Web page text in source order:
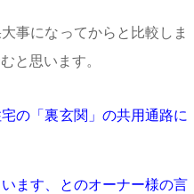
事になってからと比較しま
と思います。
の「裏玄関」の共用通路に
ます、とのオーナー様の言